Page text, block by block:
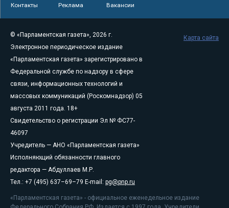
Контакты Реклама Вакансии
© «Парламентская газета», 2026 г.
Электронное периодическое издание
«Парламентская газета» зарегистрировано в
Федеральной службе по надзору в сфере
связи, информационных технологий и
массовых коммуникаций (Роскомнадзор) 05
августа 2011 года. 18+
Свидетельство о регистрации Эл № ФС77-
46097
Учредитель — АНО «Парламентская газета»
Исполняющий обязанности главного
редактора — Абдуллаев М.Р.
Тел.: +7 (495) 637–69–79 E-mail: pg@pnp.ru
«Парламентская газета» - официальное еженедельное издание
Карта сайта